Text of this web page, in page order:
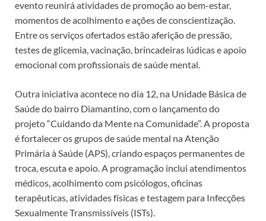
evento reunirá atividades de promoção ao bem-estar,
momentos de acolhimento e ações de conscientização.
Entre os serviços ofertados estão aferição de pressão,
testes de glicemia, vacinação, brincadeiras lúdicas e apoio
emocional com profissionais de saúde mental.
Outra iniciativa acontece no dia 12, na Unidade Básica de
Saúde do bairro Diamantino, com o lançamento do
projeto “Cuidando da Mente na Comunidade”. A proposta
é fortalecer os grupos de saúde mental na Atenção
Primária à Saúde (APS), criando espaços permanentes de
troca, escuta e apoio. A programação inclui atendimentos
médicos, acolhimento com psicólogos, oficinas
terapêuticas, atividades físicas e testagem para Infecções
Sexualmente Transmissíveis (ISTs).